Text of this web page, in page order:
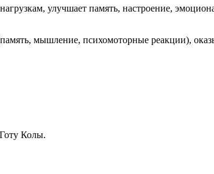
улучшает память, настроение,
мышление, психомоторные реакции),
Колы.